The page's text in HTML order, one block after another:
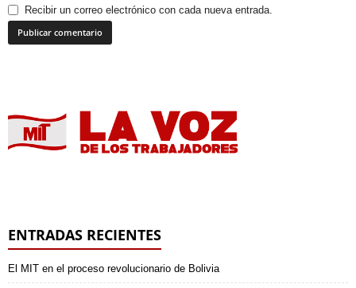
Recibir un correo electrónico con cada nueva entrada.
ENTRADAS RECIENTES
El MIT en el proceso revolucionario de Bolivia